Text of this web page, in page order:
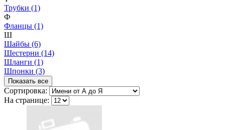
Трубки (1)
Ф
Фланцы (1)
Ш
Шайбы (6)
Шестерни (14)
Шланги (1)
Шпонки (3)
Показать все
Сортировка:
На странице: